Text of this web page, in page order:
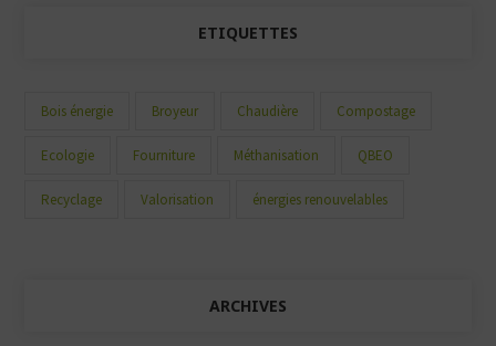
ETIQUETTES
Bois énergie Broyeur Chaudière Compostage
Ecologie Fourniture Méthanisation QBEO
Recyclage Valorisation énergies renouvelables
ARCHIVES